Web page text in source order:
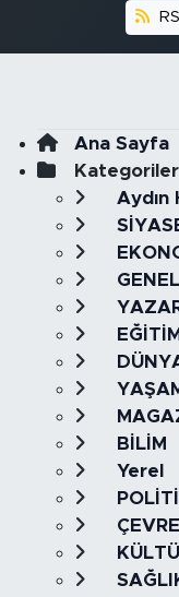
Ana Sayfa
Kategoriler
Aydın
GENEL
EĞİTİM
BİLİM
Yerel
ÇEVRE